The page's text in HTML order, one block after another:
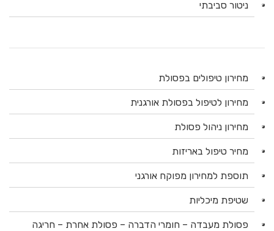
ניטור סביבתי
מחירון טיפולים בפסולת
מחירון לטיפול בפסולת אורגנית
מחירון ניהול פסולת
מחיר טיפול באריזות
תוספת למחירון מפוקח אורגני
שטיפת מיכליות
פסולת מעבדה – חומרי הדברה – פסולת אחרת – חריגה